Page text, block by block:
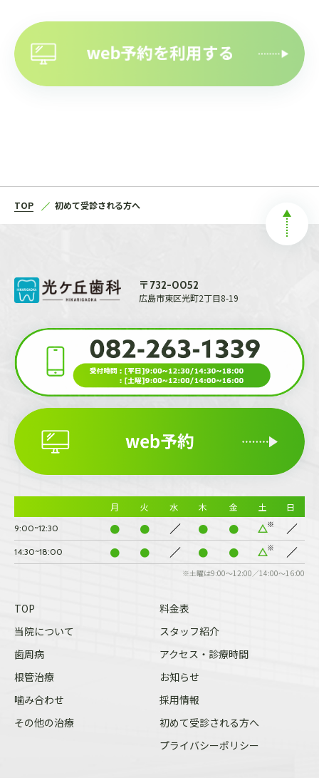
TOP 初めて受診される方へ
〒 732-0052
広島市東区光町2丁目8-19
月 火 水 木 金 土 日
9:00~12:30 ● ● ● ●
14:30~18:00 ● ● ● ●
※土曜は9:00～12:00／14:00～16:00
TOP
当院について
歯周病
根管治療
噛み合わせ
その他の治療
料金表
スタッフ紹介
アクセス・診療時間
お知らせ
採用情報
初めて受診される方へ
プライバシーポリシー